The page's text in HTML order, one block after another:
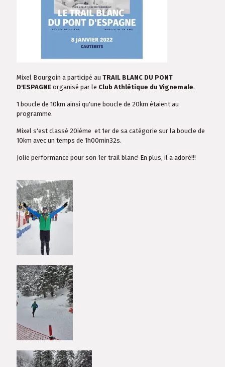
Mixel Bourgoin a participé au TRAIL BLANC DU PONT
D'ESPAGNE organisé par le Club Athlétique du Vignemale.
1 boucle de 10km ainsi qu'une boucle de 20km étaient au
programme.
Mixel s'est classé 20ième et 1er de sa catégorie sur la boucle de
10km avec un temps de 1h00min32s.
Jolie performance pour son 1er trail blanc! En plus, il a adoré!!!